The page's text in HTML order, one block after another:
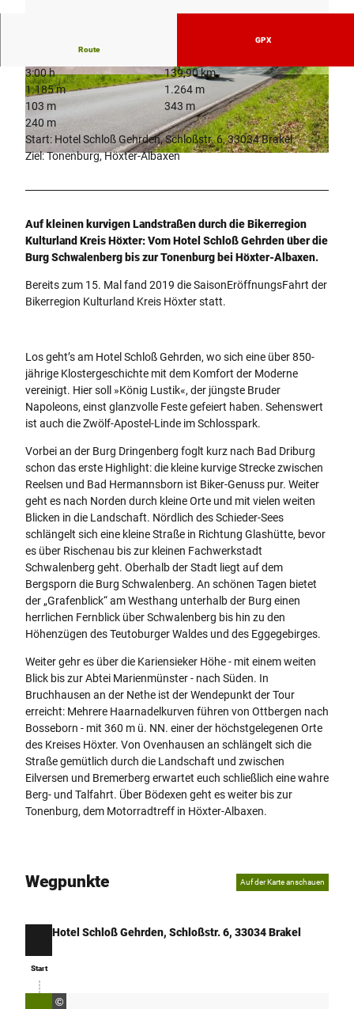
© Irina Jansen, Kulturland Kreis Höxter, c/o GfW im Kreis Höxter mbH |
© Katja Krajewski, Kulturland Kreis Höxter, c/o
GfW im Kreis Höxter mbH
© Katja Krajewski, Kulturland Kreis Höxter, c/o
GfW im Kreis Höxter mbH |
CC-BY
Route
GPX
3:00 h
139,90 km
1.185 m
1.264 m
103 m
343 m
240 m
Start: Hotel Schloß Gehrden, Schloßstr. 6, 33034 Brakel
Ziel: Tonenburg, Höxter-Albaxen
Auf kleinen kurvigen Landstraßen durch die Bikerregion
Kulturland Kreis Höxter: Vom Hotel Schloß Gehrden über die
Burg Schwalenberg bis zur Tonenburg bei Höxter-Albaxen.
Bereits zum 15. Mal fand 2019 die SaisonEröffnungsFahrt der
Bikerregion Kulturland Kreis Höxter statt.
Los geht’s am Hotel Schloß Gehrden, wo sich eine über 850-
jährige Klostergeschichte mit dem Komfort der Moderne
vereinigt. Hier soll »König Lustik«, der jüngste Bruder
Napoleons, einst glanzvolle Feste gefeiert haben. Sehenswert
ist auch die Zwölf-Apostel-Linde im Schlosspark.
Vorbei an der Burg Dringenberg foglt kurz nach Bad Driburg
schon das erste Highlight: die kleine kurvige Strecke zwischen
Reelsen und Bad Hermannsborn ist Biker-Genuss pur. Weiter
geht es nach Norden durch kleine Orte und mit vielen weiten
Blicken in die Landschaft. Nördlich des Schieder-Sees
schlängelt sich eine kleine Straße in Richtung Glashütte, bevor
es über Rischenau bis zur kleinen Fachwerkstadt
Schwalenberg geht. Oberhalb der Stadt liegt auf dem
Bergsporn die Burg Schwalenberg. An schönen Tagen bietet
der „Grafenblick“ am Westhang unterhalb der Burg einen
herrlichen Fernblick über Schwalenberg bis hin zu den
Höhenzügen des Teutoburger Waldes und des Eggegebirges.
Weiter gehr es über die Kariensieker Höhe - mit einem weiten
Blick bis zur Abtei Marienmünster - nach Süden. In
Bruchhausen an der Nethe ist der Wendepunkt der Tour
erreicht: Mehrere Haarnadelkurven führen von Ottbergen nach
Bosseborn - mit 360 m ü. NN. einer der höchstgelegenen Orte
des Kreises Höxter. Von Ovenhausen an schlängelt sich die
Straße gemütlich durch die Landschaft und zwischen
Eilversen und Bremerberg erwartet euch schließlich eine wahre
Berg- und Talfahrt. Über Bödexen geht es weiter bis zur
Tonenburg, dem Motorradtreff in Höxter-Albaxen.
Wegpunkte Auf der Karte anschauen
Start
Hotel Schloß Gehrden, Schloßstr. 6, 33034 Brakel
©